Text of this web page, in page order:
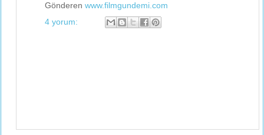
Gönderen www.filmgundemi.com
4 yorum: